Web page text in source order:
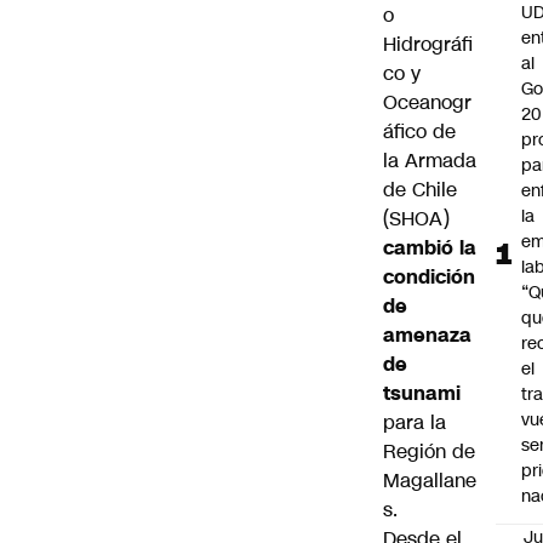
o
Hidrográfi
co y
Oceanogr
áfico de
la Armada
de Chile
(SHOA)
cambió la
condición
de
amenaza
de
tsunami
para la
Región de
Magallane
s.
al
20
la
el